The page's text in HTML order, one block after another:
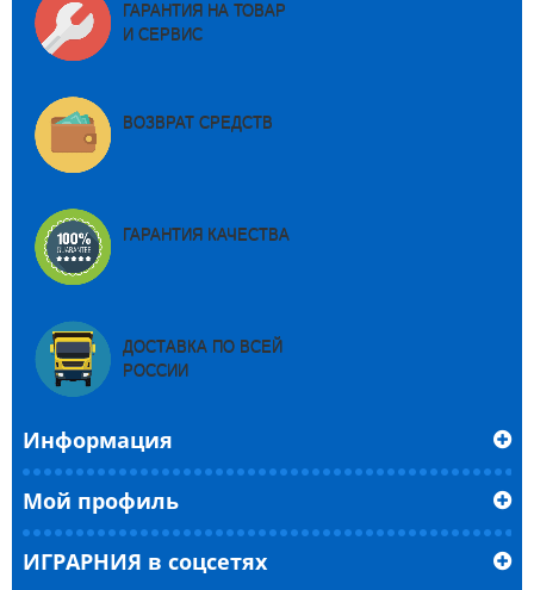
ГАРАНТИЯ НА ТОВАР
И СЕРВИС
ВОЗВРАТ СРЕДСТВ
ГАРАНТИЯ КАЧЕСТВА
ДОСТАВКА ПО ВСЕЙ
РОССИИ
Информация
Мой профиль
ИГРАРНИЯ в соцсетях